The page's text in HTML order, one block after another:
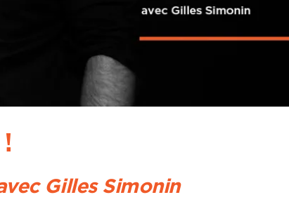
Gilles Simonin